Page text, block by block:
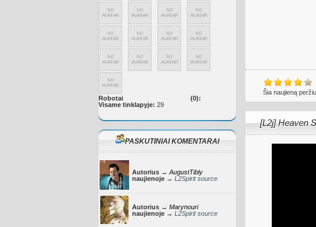
Robotai
(0):
Visame tinklapyje: 29
PASKUTINIAI KOMENTARAI
Autorius → AugustTibly
naujienoje → L2Spirit source
Autorius → Marynouri
naujienoje → L2Spirit source
Šia naujieną
[L2j] Heaven